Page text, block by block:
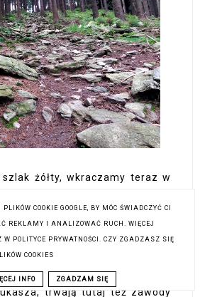
żółty, wkraczamy teraz w
Na Jelenich Łączkach
Znajduję tutaj ogromnego
(podgrzybek? nie znam się).
Videlský kříž, gdzie
kontrolny obsługiwany m.in.
trwają tutaj też zawody
COOKIE GOOGLE, BY MÓC ŚWIADCZYĆ CI
REKLAMY I ANALIZOWAĆ RUCH. WIĘCEJ
POLITYCE PRYWATNOŚCI. CZY ZGADZASZ SIĘ
COOKIES
INFO ZGADZAM SIĘ